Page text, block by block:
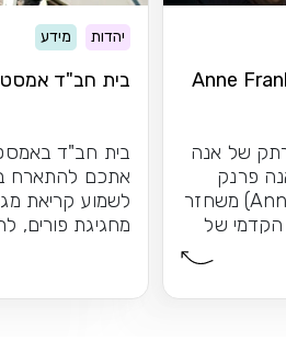
בית חב"ד אמסטרדם
בית חב"ד באמסטרדם מזמין
אתכם להתארח בערב שישי ,
לשמוע קריאת מגילה, להנות
מחגיגת פורים, להדליק נרות
חנוכה יחדיו...